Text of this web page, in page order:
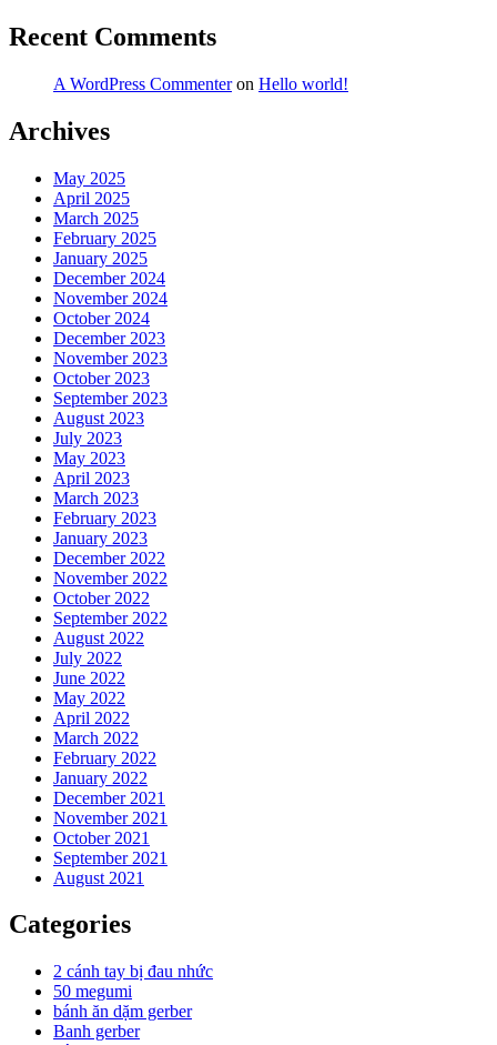
Recent Comments
A WordPress Commenteron Hello world!
Archives
May 2025
April 2025
March 2025
February 2025
January 2025
December 2024
November 2024
October 2024
December 2023
November 2023
October 2023
September 2023
August 2023
July 2023
May 2023
April 2023
March 2023
February 2023
January 2023
December 2022
November 2022
October 2022
September 2022
August 2022
July 2022
June 2022
May 2022
April 2022
March 2022
February 2022
January 2022
December 2021
November 2021
October 2021
September 2021
August 2021
Categories
2 cánh tay bị đau nhức
50 megumi
bánh ăn dặm gerber
Banh gerber